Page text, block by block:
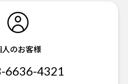
人のお客様
6636-4321